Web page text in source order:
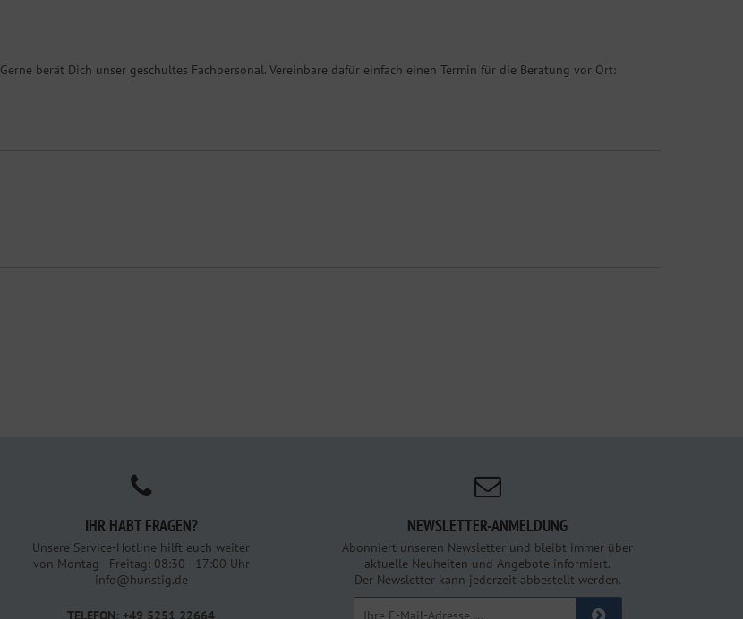
Gerne berät Dich unser geschultes Fachpersonal. Vereinbare dafür einfach einen Termin für die Beratung vor Ort:
IHR HABT FRAGEN?
Unsere Service-Hotline hilft euch weiter
von Montag - Freitag: 08:30 - 17:00 Uhr
info@hunstig.de
TELEFON: +49 5251 22664
NEWSLETTER-ANMELDUNG
Abonniert unseren Newsletter und bleibt immer über
aktuelle Neuheiten und Angebote informiert.
Der Newsletter kann jederzeit abbestellt werden.